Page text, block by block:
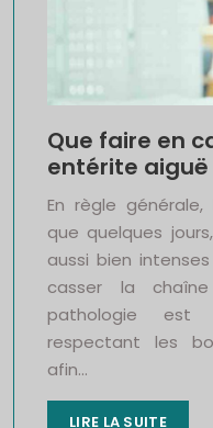
Que faire en
entérite aiguë
En règle
que quelques
aussi bien
casser la
pathologie est
respectant les
afin…
LIRE LA SUITE